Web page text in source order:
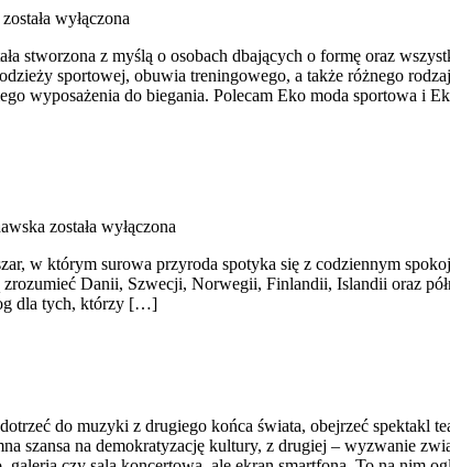
została wyłączona
stworzona z myślą o osobach dbających o formę oraz
sportowej, obuwia treningowego, a także różnego
wyposażenia do biegania. Polecam Eko moda sportowa i
została wyłączona
w którym surowa przyroda spotyka się z codziennym
Danii, Szwecji, Norwegii, Finlandii, Islandii oraz
dla tych, którzy […]
do muzyki z drugiego końca świata, obejrzeć spektakl
szansa na demokratyzację kultury, z drugiej – wyzwanie